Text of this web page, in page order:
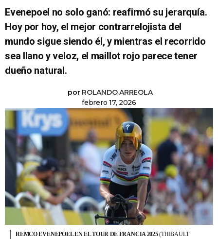
Evenepoel no solo ganó: reafirmó su jerarquía.
Hoy por hoy, el mejor contrarrelojista del
mundo sigue siendo él, y mientras el recorrido
sea llano y veloz, el maillot rojo parece tener
dueño natural.
por ROLANDO ARREOLA
febrero 17, 2026
REMCO EVENEPOEL EN EL TOUR DE FRANCIA 2025(THIBAULT